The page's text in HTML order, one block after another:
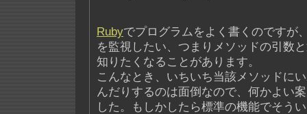
Rubyでプログラムをよく書くのですが
を監視したい、つまりメソッドの引数
知りたくなることがあります。
こんなとき、いちいち当該メソッドに
んだりするのは面倒なので、何かよい
した。もしかしたら標準の機能でそう